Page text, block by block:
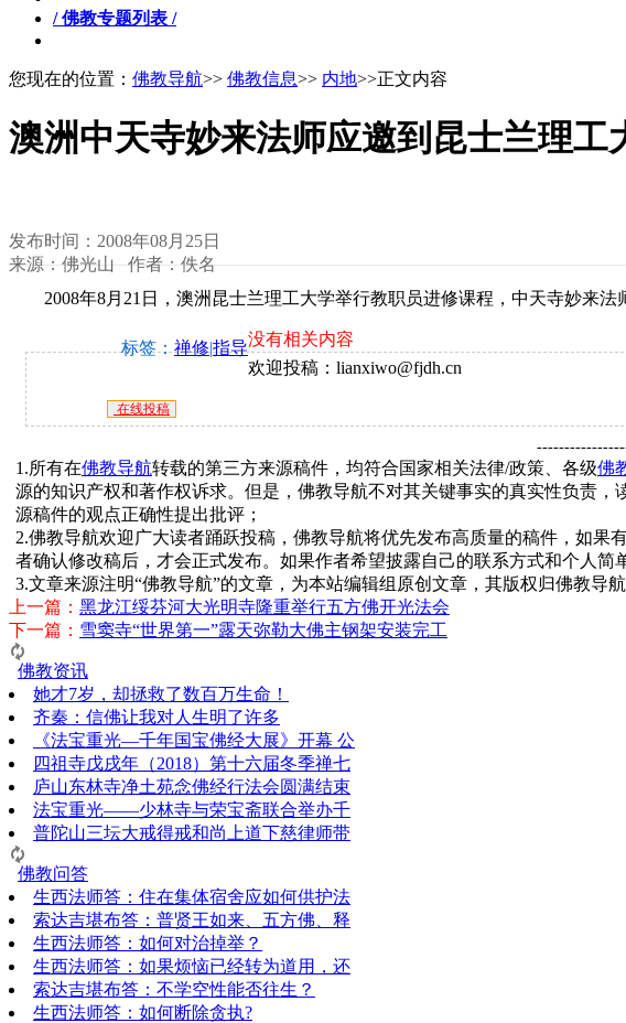
/ 佛教专题列表 /
您现在的位置： 佛教导航>> 佛教信息>> 内地>>正文内容
澳洲中天寺妙来法师应邀到昆士兰理工
发布时间：2008年08月25日
来源：佛光山 作者：佚名
2008年8月21日，澳洲昆士兰理工大学举行教职员进修课程，中天寺妙来法
标签：禅修|指导没有相关内容
欢迎投稿：lianxiwo@fjdh.cn
在线投稿
1.所有在佛教导航转载的第三方来源稿件，均符合国家相关法律/政策、各级佛
源的知识产权和著作权诉求。但是，佛教导航不对其关键事实的真实性负责
源稿件的观点正确性提出批评；
2.佛教导航欢迎广大读者踊跃投稿，佛教导航将优先发布高质量的稿件，如
者确认修改稿后，才会正式发布。如果作者希望披露自己的联系方式和个人简
3.文章来源注明“佛教导航”的文章，为本站编辑组原创文章，其版权归佛教导
上一篇： 黑龙江绥芬河大光明寺隆重举行五方佛开光法会
下一篇： 雪窦寺“世界第一”露天弥勒大佛主钢架安装完工
佛教资讯
她才7岁，却拯救了数百万生命！
齐秦：信佛让我对人生明了许多
《法宝重光—千年国宝佛经大展》开幕 公
四祖寺戊戌年（2018）第十六届冬季禅七
庐山东林寺净土苑念佛经行法会圆满结束
法宝重光——少林寺与荣宝斋联合举办千
普陀山三坛大戒得戒和尚上道下慈律师带
佛教问答
生西法师答：住在集体宿舍应如何供护法
索达吉堪布答：普贤王如来、五方佛、释
生西法师答：如何对治掉举？
生西法师答：如果烦恼已经转为道用，还
索达吉堪布答：​不学空性能否往生？
生西法师答：如何断除贪执?